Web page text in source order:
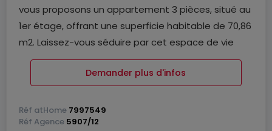
vous proposons un appartement 3 pièces, situé au
1er étage, offrant une superficie habitable de 70,86
m2. Laissez-vous séduire par cet espace de vie
généreux, conçu avec soin et un souci du détail
irréprochable. De plus, profitez d'un espace
ressourcer tout en admirant la beauté de votre
environnement.
Demander plus d'infos
Réf atHome 7997549
Réf Agence 5907/12